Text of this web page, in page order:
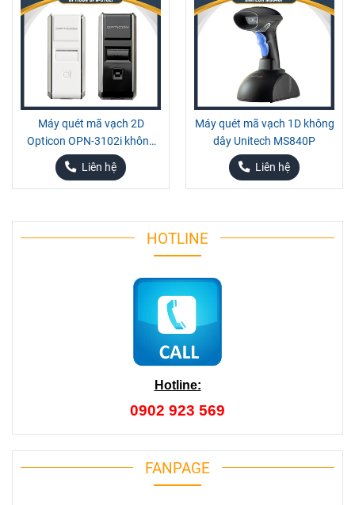
Máy quét mã vạch 2D
Opticon OPN-3102i không
dây di động
Liên hệ
Máy quét mã vạch 1D không
dây Unitech MS840P
Liên hệ
HOTLINE
Hotline:
0902 923 569
FANPAGE